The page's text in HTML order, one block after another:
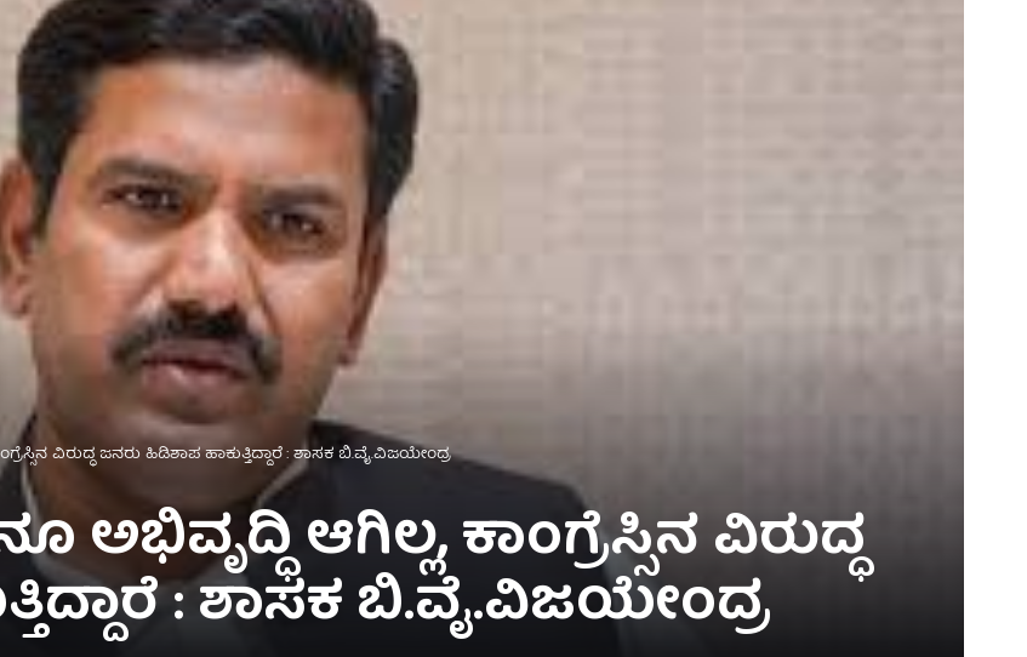
ವಿರುದ್ಧ ಜನರು ಹಿಡಿಶಾಪ ಹಾಕುತ್ತಿದ್ದಾರೆ : ಶಾಸಕ ಬಿ.ವೈ.ವಿಜಯೇಂದ್ರ
ಅಭಿವೃದ್ಧಿ ಆಗಿಲ್ಲ, ಕಾಂಗ್ರೆಸ್ಸಿನ ವಿರುದ್ಧ
: ಶಾಸಕ ಬಿ.ವೈ.ವಿಜಯೇಂದ್ರ